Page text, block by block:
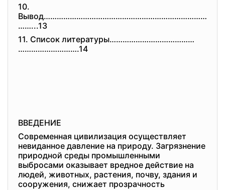
10.
Вывод…………………………………………………………………
……...13
11. Список литературы…………………………………
……………………….14
ВВЕДЕНИЕ
Современная цивилизация осуществляет
невиданное давление на природу. Загрязнение
природной среды промышленными
выбросами оказывает вредное действие на
людей, животных, растения, почву, здания и
сооружения, снижает прозрачность